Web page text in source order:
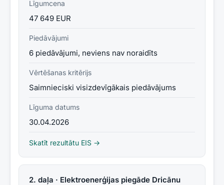
Līgumcena
47 649 EUR
Piedāvājumi
6 piedāvājumi, neviens nav noraidīts
Vērtēšanas kritērijs
Saimnieciski visizdevīgākais piedāvājums
Līguma datums
30.04.2026
Skatīt rezultātu EIS →
2. daļa · Elektroenerģijas piegāde Dricānu